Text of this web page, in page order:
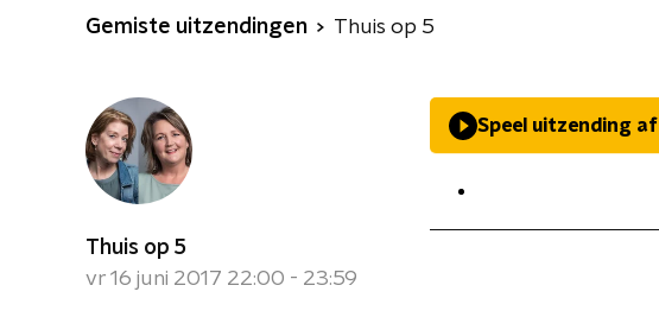
Gemiste uitzendingen Thuis op 5
Thuis op 5
vr 16 juni 2017 22:00 - 23:59
Speel uitzending af